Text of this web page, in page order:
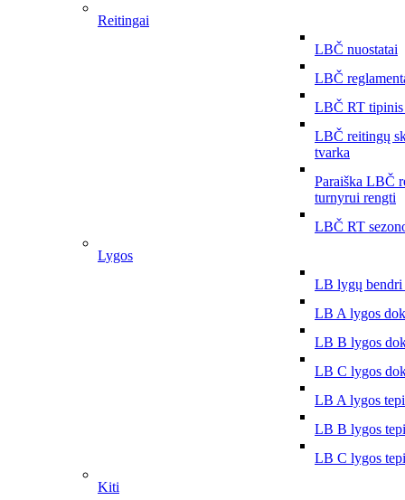
Reitingai
LBČ nuostatai
LBČ
LBČ RT tipinis
LBČ reitingų
tvarka
Paraiška LBČ
turnyrui rengti
LBČ RT
Lygos
LB lygų bendri
LB A lygos
LB B lygos
LB C lygos
LB A lygos
LB B lygos
LB C lygos
Kiti